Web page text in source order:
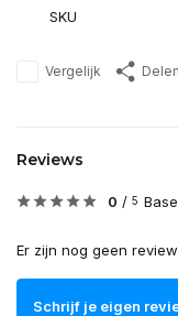
SKU
Vergelijk Delen
Reviews
0 / 5
Er zijn nog geen
Schrijf je eigen